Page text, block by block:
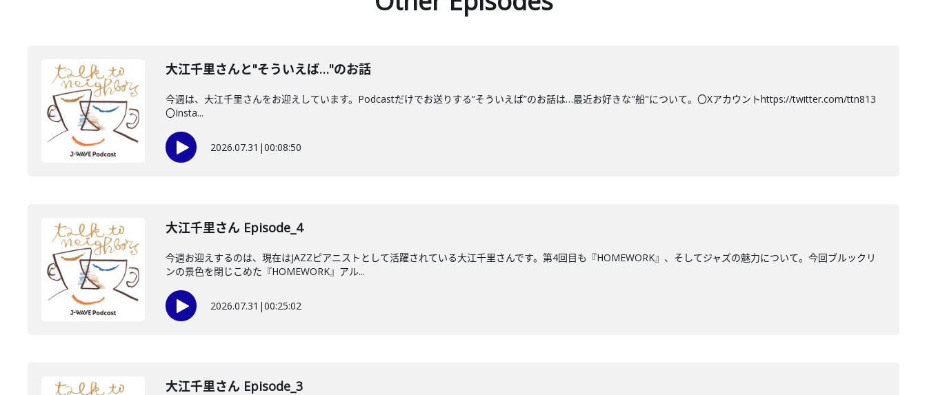
大江千里さんと"そういえば…"のお話
今週は、大江千里さんをお迎えしています。Podcastだけでお送りする”そういえば”のお話は…最近お好きな"船"について。〇Xアカウントhttps://twitter.com/ttn813
〇Insta...
2026.07.31 |00:08:50
大江千里さん Episode_4
今週お迎えするのは、現在はJAZZピアニストとして活躍されている大江千里さんです。第4回目も『HOMEWORK』、そしてジャズの魅力について。今回ブルックリ
ンの景色を閉じこめた『HOMEWORK』アル...
2026.07.31 |00:25:02
大江千里さん Episode_3